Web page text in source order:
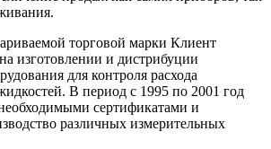
торговой марки Клиент
изготовлении и дистрибуции
для контроля расхода
В период с 1995 по 2001 год
сертификатами и
различных измерительных